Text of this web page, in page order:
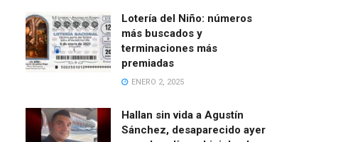
Lotería del Niño: números
más buscados y
terminaciones más
premiadas
ENERO 2, 2025
Hallan sin vida a Agustín
Sánchez, desaparecido ayer